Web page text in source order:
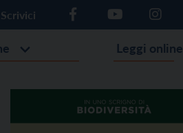
Scrivici
Leggi online